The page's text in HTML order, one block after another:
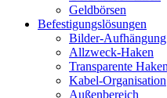
Geldbörsen
Befestigungslösungen
Bilder-Aufhängung
Allzweck-Haken
Transparente Haken
Kabel-Organisation
Außenbereich